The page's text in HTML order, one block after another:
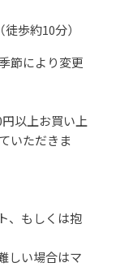
歩約10分）
節により変更
以上お買い上
いただきま
、もしくは抱
しい場合はマ